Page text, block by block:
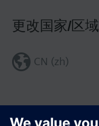
更改国家/区域
CN (zh)